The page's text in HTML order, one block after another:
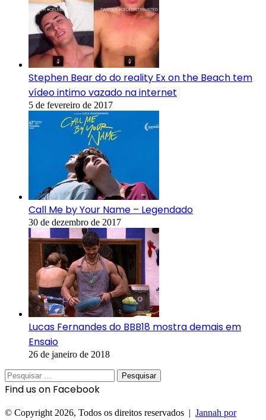
Stephen Bear do do reality Ex on the Beach tem
vídeo intimo vazado na internet
5 de fevereiro de 2017
Call Me by Your Name – Legendado
30 de dezembro de 2017
Lucas Fernandes do BBB18 mostra demais em
Ensaio
26 de janeiro de 2018
Pesquisar
por:
Find us on Facebook
© Copyright 2026, Todos os direitos reservados | Jannah por